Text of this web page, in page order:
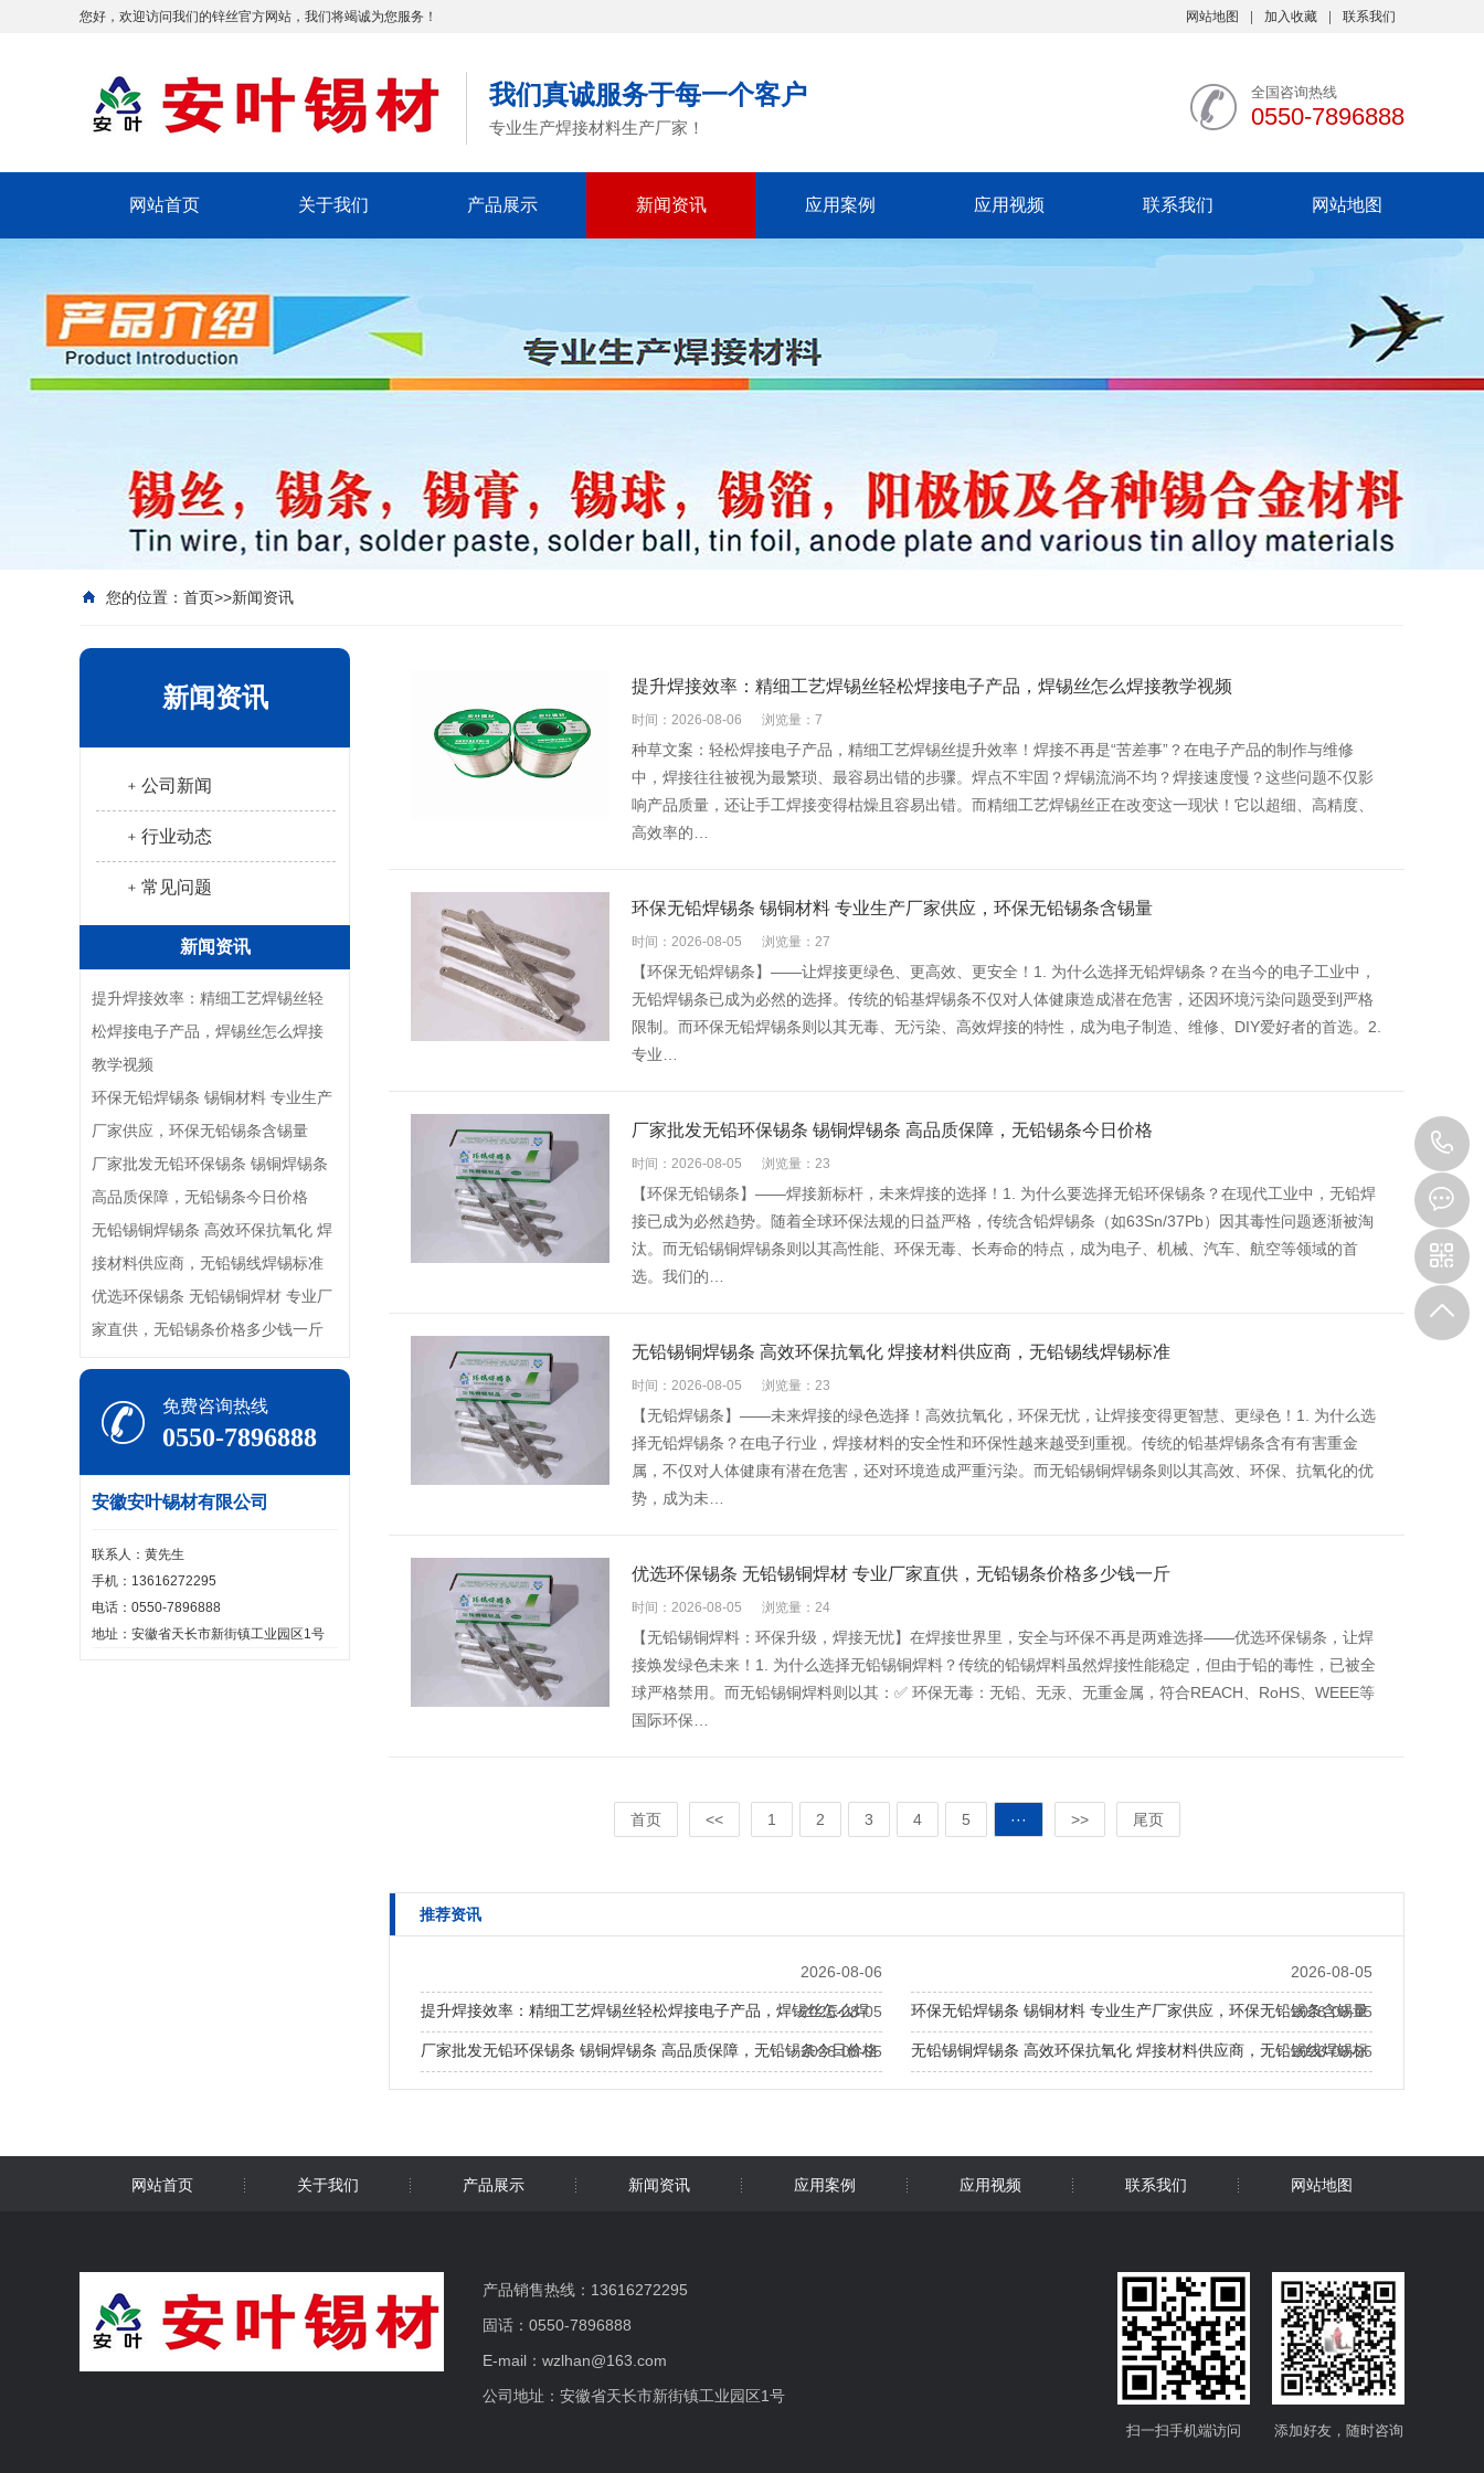
您好，欢迎访问我们的锌丝官方网站，我们将竭诚为您服务！ 网站地图 加入收藏 联系我们
我们真诚服务于每一个客户
专业生产焊接材料生产厂家！
全国咨询热线
0550-7896888
网站首页 关于我们 产品展示 新闻资讯 应用案例 应用视频 联系我们 网站地图
您的位置： 首页>>新闻资讯
新闻资讯
﹢公司新闻
﹢行业动态
﹢常见问题
新闻资讯
提升焊接效率：精细工艺焊锡丝轻
松焊接电子产品，焊锡丝怎么焊接
教学视频
环保无铅焊锡条 锡铜材料 专业生产
厂家供应，环保无铅锡条含锡量
厂家批发无铅环保锡条 锡铜焊锡条
高品质保障，无铅锡条今日价格
无铅锡铜焊锡条 高效环保抗氧化 焊
接材料供应商，无铅锡线焊锡标准
优选环保锡条 无铅锡铜焊材 专业厂
家直供，无铅锡条价格多少钱一斤
免费咨询热线
0550-7896888
安徽安叶锡材有限公司
联系人：黄先生
手机：13616272295
电话：0550-7896888
地址：安徽省天长市新街镇工业园区1号
提升焊接效率：精细工艺焊锡丝轻松焊接电子产品，焊锡丝怎么焊接教学视频
时间：2026-08-06 浏览量：7
种草文案：轻松焊接电子产品，精细工艺焊锡丝提升效率！焊接不再是“苦差事”？在电子产品的制作与维修
中，焊接往往被视为最繁琐、最容易出错的步骤。焊点不牢固？焊锡流淌不均？焊接速度慢？这些问题不仅影
响产品质量，还让手工焊接变得枯燥且容易出错。而精细工艺焊锡丝正在改变这一现状！它以超细、高精度、
高效率的…
环保无铅焊锡条 锡铜材料 专业生产厂家供应，环保无铅锡条含锡量
时间：2026-08-05 浏览量：27
【环保无铅焊锡条】——让焊接更绿色、更高效、更安全！1. 为什么选择无铅焊锡条？在当今的电子工业中，
无铅焊锡条已成为必然的选择。传统的铅基焊锡条不仅对人体健康造成潜在危害，还因环境污染问题受到严格
限制。而环保无铅焊锡条则以其无毒、无污染、高效焊接的特性，成为电子制造、维修、DIY爱好者的首选。2.
专业…
厂家批发无铅环保锡条 锡铜焊锡条 高品质保障，无铅锡条今日价格
时间：2026-08-05 浏览量：23
【环保无铅锡条】——焊接新标杆，未来焊接的选择！1. 为什么要选择无铅环保锡条？在现代工业中，无铅焊
接已成为必然趋势。随着全球环保法规的日益严格，传统含铅焊锡条（如63Sn/37Pb）因其毒性问题逐渐被淘
汰。而无铅锡铜焊锡条则以其高性能、环保无毒、长寿命的特点，成为电子、机械、汽车、航空等领域的首
选。我们的…
无铅锡铜焊锡条 高效环保抗氧化 焊接材料供应商，无铅锡线焊锡标准
时间：2026-08-05 浏览量：23
【无铅焊锡条】——未来焊接的绿色选择！高效抗氧化，环保无忧，让焊接变得更智慧、更绿色！1. 为什么选
择无铅焊锡条？在电子行业，焊接材料的安全性和环保性越来越受到重视。传统的铅基焊锡条含有有害重金
属，不仅对人体健康有潜在危害，还对环境造成严重污染。而无铅锡铜焊锡条则以其高效、环保、抗氧化的优
势，成为未…
优选环保锡条 无铅锡铜焊材 专业厂家直供，无铅锡条价格多少钱一斤
时间：2026-08-05 浏览量：24
【无铅锡铜焊料：环保升级，焊接无忧】在焊接世界里，安全与环保不再是两难选择——优选环保锡条，让焊
接焕发绿色未来！1. 为什么选择无铅锡铜焊料？传统的铅锡焊料虽然焊接性能稳定，但由于铅的毒性，已被全
球严格禁用。而无铅锡铜焊料则以其：✅ 环保无毒：无铅、无汞、无重金属，符合REACH、RoHS、WEEE等
国际环保…
首页 << 1 2 3 4 5 ··· >> 尾页
推荐资讯
2026-08-06
提升焊接效率：精细工艺焊锡丝轻松焊接电子产品，焊锡丝怎么焊
接教学视频
2026-08-05
环保无铅焊锡条 锡铜材料 专业生产厂家供应，环保无铅锡条含锡量
2026-08-05
厂家批发无铅环保锡条 锡铜焊锡条 高品质保障，无铅锡条今日价格
2026-08-05
无铅锡铜焊锡条 高效环保抗氧化 焊接材料供应商，无铅锡线焊锡标
准
2026-08-05
优选环保锡条 无铅锡铜焊材 专业厂家直供，无铅锡条价格多少钱一
2026-08-05
环保抗氧化无铅锡条 锡铜焊锡条 厂家直销，无铅锡铜焊锡线
网站首页 关于我们 产品展示 新闻资讯 应用案例 应用视频 联系我们 网站地图
产品销售热线：13616272295
固话：0550-7896888
E-mail：wzlhan@163.com
公司地址：安徽省天长市新街镇工业园区1号
添加好友，随时咨询
扫一扫手机端访问